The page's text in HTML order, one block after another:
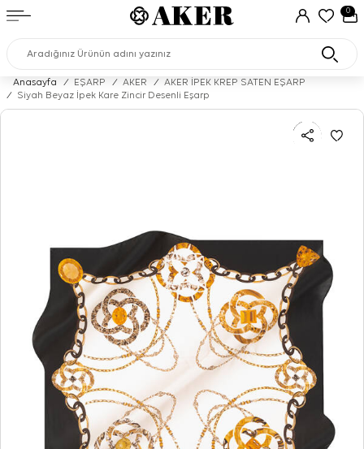
0
Anasayfa / EŞARP / AKER /
AKER İPEK KREP SATEN EŞARP
/
Siyah Beyaz İpek Kare Zincir Desenli Eşarp